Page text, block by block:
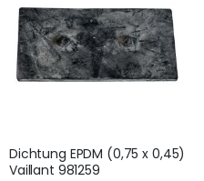
Dichtung EPDM (0,75 x 0,45)
Vaillant 981259